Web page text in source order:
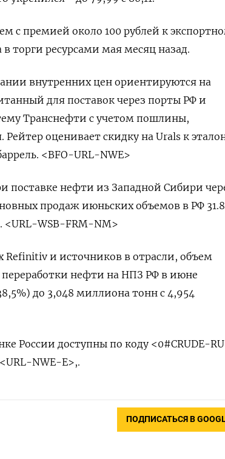
с премией около 100 рублей к
торги ресурсами мая месяц назад.
внутренних цен ориентируются на
для поставок через порты РФ и
Транснефти с учетом пошлины,
Рейтер оценивает скидку на Urals к
<BFO-URL-NWE>
поставке нефти из Западной Сибири
продаж июньских объемов в РФ
<URL-WSB-FRM-NM>
Refinitiv и источников в отрасли, объем
нефти на НПЗ РФ в июне
до 3,048 миллиона тонн с 4,954
России доступны по коду <0#CRUDE-
NWE-E>,.
ПОДПИСАТЬСЯ В